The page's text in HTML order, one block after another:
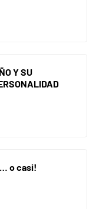
Y SU
o casi!